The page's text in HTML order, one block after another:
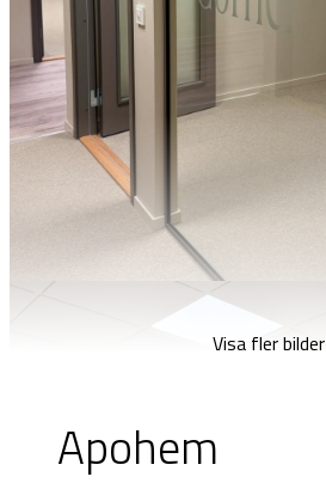
Visa fler bilder
Apohem